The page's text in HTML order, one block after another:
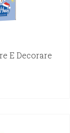
E Decorare